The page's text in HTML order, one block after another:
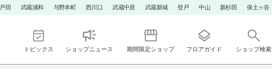
戸田 武蔵浦和 与野本町 西川口 武蔵中原 武蔵新城 登戸 中山 新杉田 保土ヶ谷
トピックス ショップニュース 期間限定ショップ フロアガイド ショップ検索